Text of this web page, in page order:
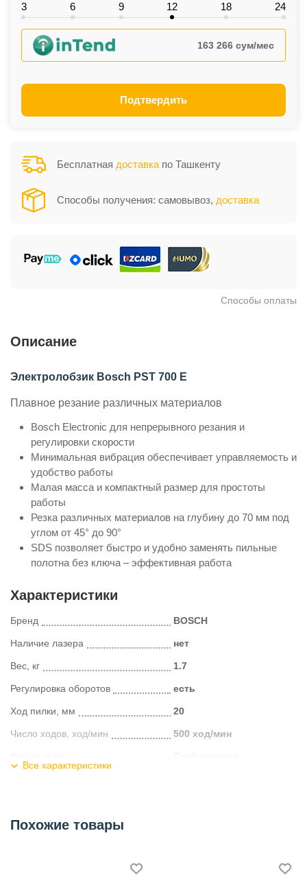
3 6 9 12 18 24
163 266 сум/мес
Подтвердить
Бесплатная доставка по Ташкенту
Способы получения: самовывоз, доставка
Способы оплаты
Описание
Электролобзик Bosch PST 700 E
Плавное резание различных материалов
Bosch Electronic для непрерывного резания и
регулировки скорости
Минимальная вибрация обеспечивает управляемость и
удобство работы
Малая масса и компактный размер для простоты
работы
Резка различных материалов на глубину до 70 мм под
углом от 45° до 90°
SDS позволяет быстро и удобно заменять пильные
полотна без ключа – эффективная работа
Характеристики
Бренд BOSCH
Наличие лазера нет
Вес, кг 1.7
Регулировка оборотов есть
Ход пилки, мм 20
Число ходов, ход/мин 500 ход/мин
Все характеристики
Похожие товары